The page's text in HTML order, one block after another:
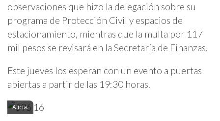
observaciones que hizo la delegación sobre su
programa de Protección Civil y espacios de
estacionamiento, mientras que la multa por 117
mil pesos se revisará en la Secretaría de Finanzas.
Este jueves los esperan con un evento a puertas
abiertas a partir de las 19:30 horas.
Alicia.